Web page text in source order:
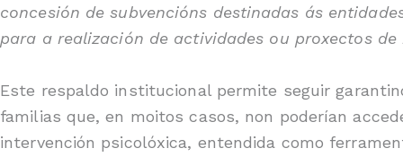
concesión de subvencións destinadas ás
para a realización de actividades ou proxectos
Este respaldo institucional permite seguir
familias que, en moitos casos, non poderían
intervención psicolóxica, entendida como